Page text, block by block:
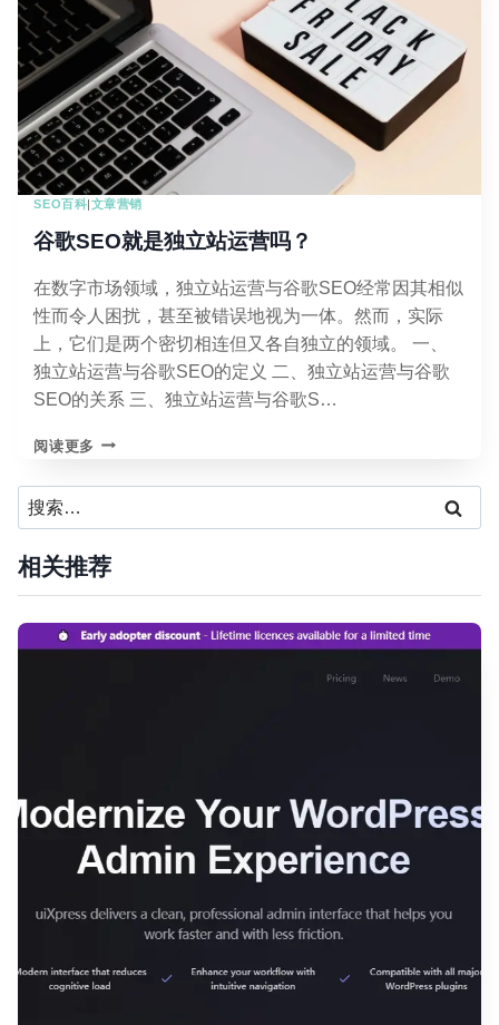
漏
斗
容
映
射：
读
懂
你
的
客
思
的
秘
密
SEO百科 文章营销
谷歌SEO就是独立站运营吗？
在数字市场领域，独立站运营与谷歌SEO经常因其相似
性而令人困扰，甚至被错误地视为一体。然而，实际
上，它们是两个密切相连但又各自独立的领域。 一、
独立站运营与谷歌SEO的定义 二、独立站运营与谷歌
SEO的关系 三、独立站运营与谷歌S…
阅读更多 谷
SEO
是
独
立
站
营
搜
索：
相关推荐